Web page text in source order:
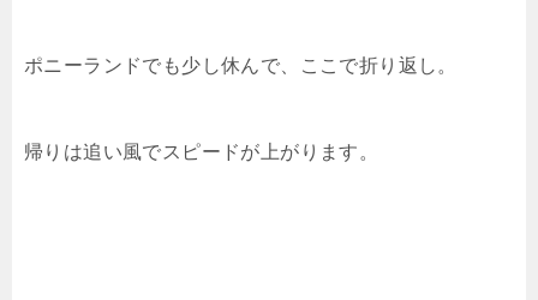
ポニーランドでも少し休んで、ここで折り返し。
帰りは追い風でスピードが上がります。